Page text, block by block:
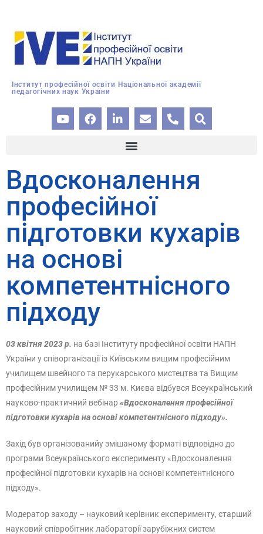
Інститут професійної освіти Національної академії
педагогічних наук України
Вдосконалення
професійної
підготовки кухарів
на основі
компетентнісного
підходу
03 квітня 2023р. на базі Інституту професійної освіти НАПН
України у співорганізації із Київським вищим професійним
училищем швейного та перукарського мистецтва та Вищим
професійним училищем № 33 м. Києва відбувся Всеукраїнський
науково-практичний вебінар «Вдосконалення професійної
підготовки кухарів на основі компетентнісного підходу».
Захід був організованийу змішаному форматі відповідно до
програми Всеукраїнського експерименту «Вдосконалення
професійної підготовки кухарів на основі компетентнісного
підходу».
Модератор заходу – науковий керівник експерименту, старший
науковий співробітник лабораторії зарубіжних систем